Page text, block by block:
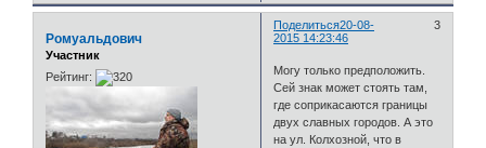
Поделиться 3
20-08-
2015 14:23:46
Ромуальдович
Участник
Рейтинг:
Могу только предположить.
Сей знак может стоять там,
где соприкасаются границы
двух славных городов. А это
на ул. Колхозной, что в